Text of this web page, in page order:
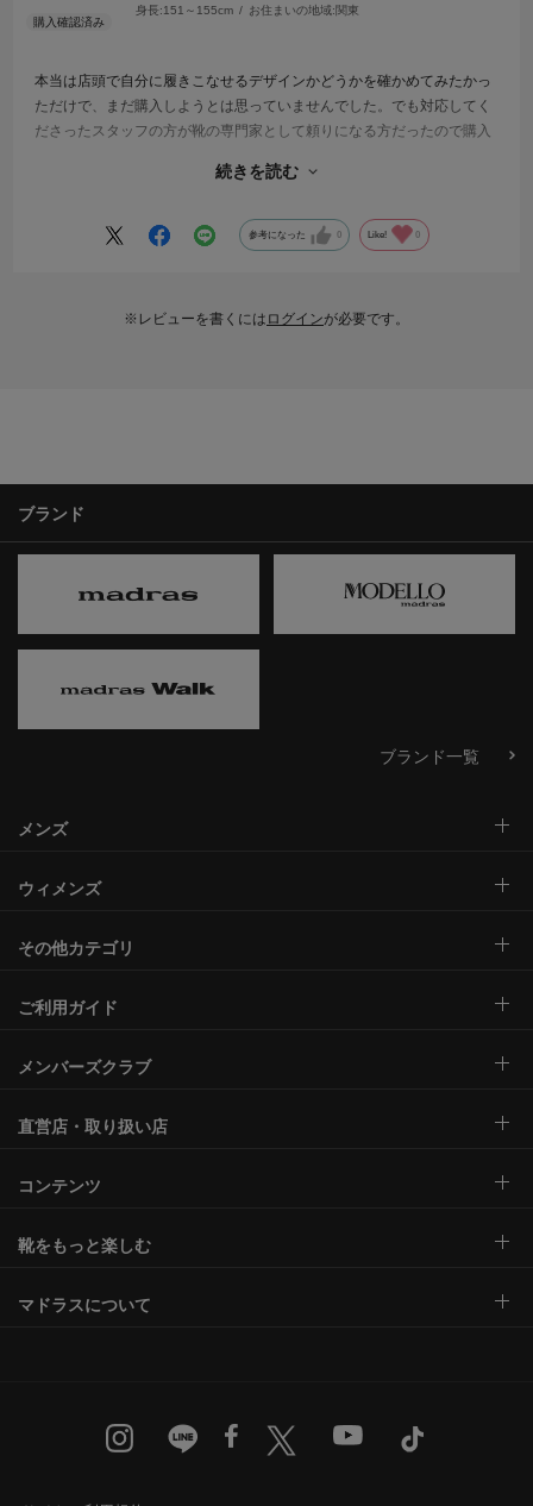
身長:151～155cm お住まいの地域:関東
本当は店頭で自分に履きこなせるデザインかどうかを確かめてみたかっ
ただけで、まだ購入しようとは思っていませんでした。でも対応してく
ださったスタッフの方が靴の専門家として頼りになる方だったので購入
やすく歩きやすかったです。年齢を重ねるごとに靴選びが難しくなって
続きを読む
参考になった 0 Like! 0
※レビューを書くには ログインが必要です。
ブランド
ブランド一覧
メンズ
ウィメンズ
その他カテゴリ
ご利用ガイド
メンバーズクラブ
直営店・取り扱い店
コンテンツ
靴をもっと楽しむ
マドラスについて